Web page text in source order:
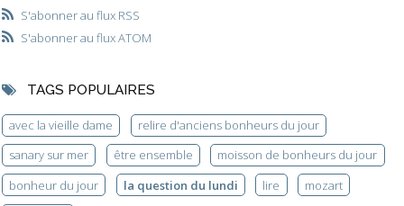
S'abonner au flux RSS
S'abonner au flux ATOM
TAGS POPULAIRES
avec la vieille dame
relire d'anciens bonheurs du jour
sanary sur mer
être ensemble
moisson de bonheurs du jour
bonheur du jour
la question du lundi lire
mozart